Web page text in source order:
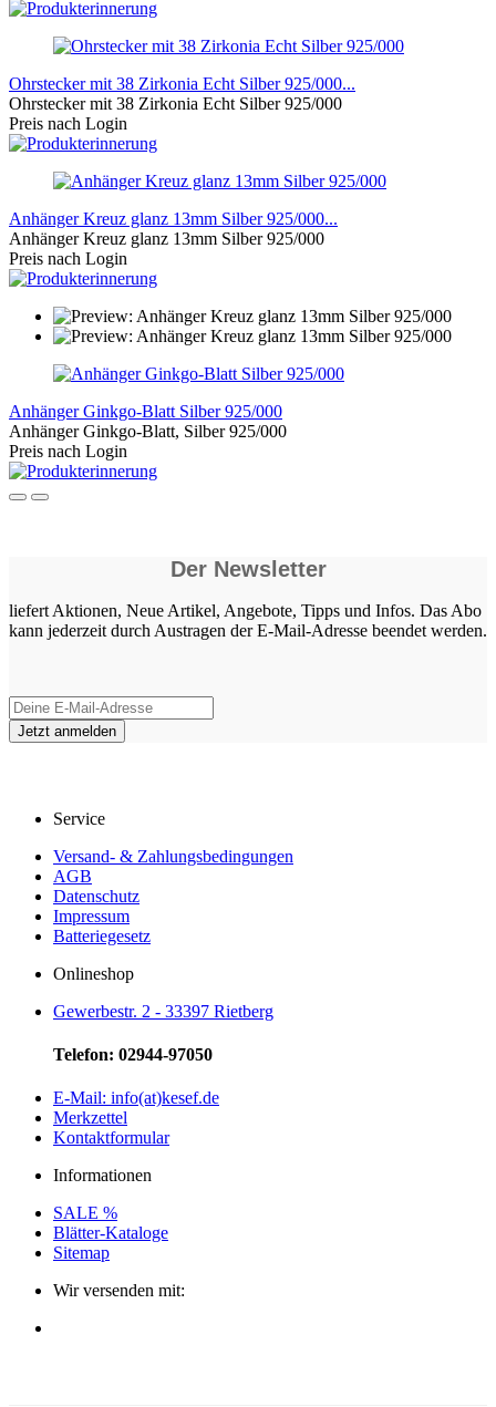
Ohrstecker mit 38 Zirkonia Echt Silber 925/000...
Ohrstecker mit 38 Zirkonia Echt Silber 925/000
Preis nach Login
Anhänger Kreuz glanz 13mm Silber 925/000...
Anhänger Kreuz glanz 13mm Silber 925/000
Preis nach Login
Anhänger Ginkgo-Blatt Silber 925/000
Anhänger Ginkgo-Blatt, Silber 925/000
Preis nach Login
Der Newsletter
liefert Aktionen, Neue Artikel, Angebote, Tipps und Infos. Das Abo
kann jederzeit durch Austragen der E-Mail-Adresse beendet werden.
Service
Versand- & Zahlungsbedingungen
AGB
Datenschutz
Impressum
Batteriegesetz
Onlineshop
Gewerbestr. 2 - 33397 Rietberg
Telefon: 02944-97050
E-Mail: info(at)kesef.de
Merkzettel
Kontaktformular
Informationen
SALE %
Blätter-Kataloge
Sitemap
Wir versenden mit: